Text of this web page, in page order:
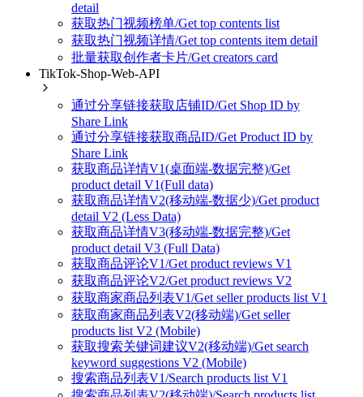
detail
获取热门视频榜单/Get top contents list
获取热门视频详情/Get top contents item detail
批量获取创作者卡片/Get creators card
TikTok-Shop-Web-API
通过分享链接获取店铺ID/Get Shop ID by
Share Link
通过分享链接获取商品ID/Get Product ID by
Share Link
获取商品详情V1(桌面端-数据完整)/Get
product detail V1(Full data)
获取商品详情V2(移动端-数据少)/Get product
detail V2 (Less Data)
获取商品详情V3(移动端-数据完整)/Get
product detail V3 (Full Data)
获取商品评论V1/Get product reviews V1
获取商品评论V2/Get product reviews V2
获取商家商品列表V1/Get seller products list V1
获取商家商品列表V2(移动端)/Get seller
products list V2 (Mobile)
获取搜索关键词建议V2(移动端)/Get search
keyword suggestions V2 (Mobile)
搜索商品列表V1/Search products list V1